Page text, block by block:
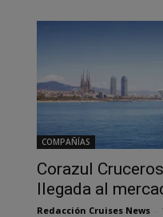
COMPAÑÍAS
Corazul
llegada al
Redacción Cruises News